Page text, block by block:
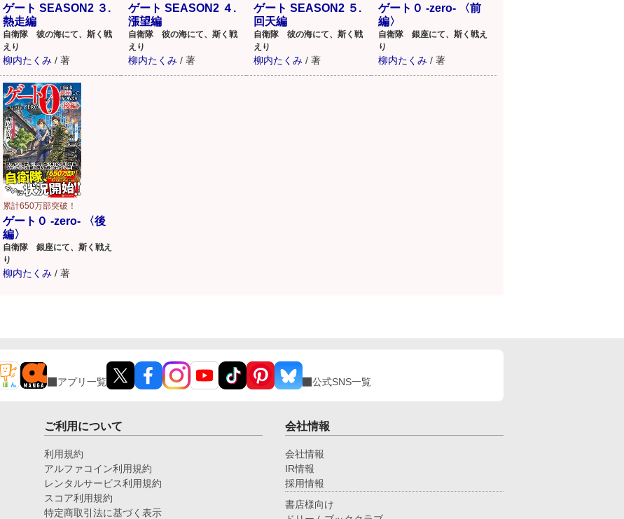
ゲート SEASON2 ３.
熱走編
自衛隊 彼の海にて、斯く戦
えり
柳内たくみ / 著
ゲート SEASON2 ４.
漲望編
自衛隊 彼の海にて、斯く戦
えり
柳内たくみ / 著
ゲート SEASON2 ５.
回天編
自衛隊 彼の海にて、斯く戦
えり
柳内たくみ / 著
ゲート０ -zero- 〈前
編〉
自衛隊 銀座にて、斯く戦え
り
柳内たくみ / 著
累計650万部突破！
ゲート０ -zero- 〈後
編〉
自衛隊 銀座にて、斯く戦え
り
柳内たくみ / 著
アプリ一覧 公式SNS一覧
ご利用について
利用規約
アルファコイン利用規約
レンタルサービス利用規約
スコア利用規約
特定商取引法に基づく表示
会社情報
会社情報
IR情報
採用情報
書店様向け